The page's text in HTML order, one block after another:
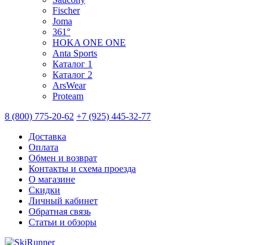
Fischer
Joma
361°
HOKA ONE ONE
Anta Sports
Каталог 1
Каталог 2
ArsWear
Proteam
8 (800) 775-20-62 +7 (925) 445-32-77
Доставка
Оплата
Обмен и возврат
Контакты и схема проезда
О магазине
Скидки
Личный кабинет
Обратная связь
Статьи и обзоры